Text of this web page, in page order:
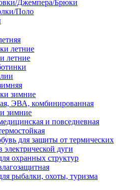
Джемпера/Брюки
Поло
летние
летние
зимние
ЭВА, комбинированная
зимние
и повседневная
для защиты от термических
электрической дуги
охранных структур
рыбалки, охоты, туризма